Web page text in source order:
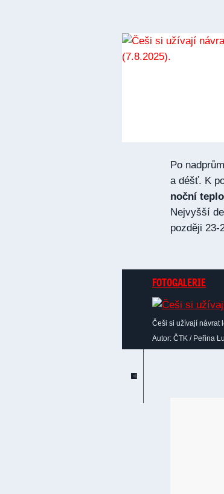
Po
a déšť. K
noční
Nejvyšší
později 23-
FOTOGALERIE
Češi si užívají návrat
Autor: ČTK / Peřina